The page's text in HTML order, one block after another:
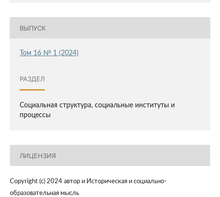
ВЫПУСК
Том 16 № 1 (2024)
РАЗДЕЛ
Социальная структура, социальные институты и
процессы
ЛИЦЕНЗИЯ
Copyright (c) 2024 автор и Историческая и социально-
образовательная мысль